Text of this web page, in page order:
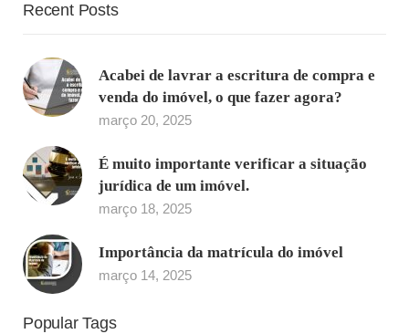
Recent Posts
Acabei de lavrar a escritura de compra e
venda do imóvel, o que fazer agora?
março 20, 2025
É muito importante verificar a situação
jurídica de um imóvel.
março 18, 2025
Importância da matrícula do imóvel
março 14, 2025
Popular Tags